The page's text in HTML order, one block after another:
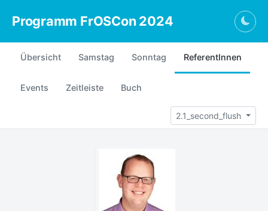
Programm FrOSCon 2024
Übersicht Samstag Sonntag ReferentInnen
Events Zeitleiste Buch
2.1_second_flush